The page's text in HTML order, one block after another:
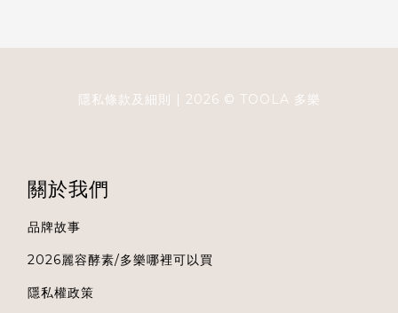
隱私條款及細則 | 2026 © TOOLA 多樂
關於我們
品牌故事
2026麗容酵素/多樂哪裡可以買
隱私權政策